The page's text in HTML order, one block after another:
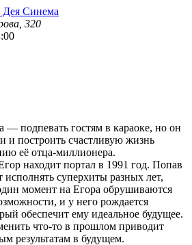
320
— подпевать гостям в караоке, но он
и построить счастливую жизнь
её отца-миллионера.
находит портал в 1991 год. Попав
суперхиты разных лет,
момент на Егора обрушиваются
и у него рождается
обеспечит ему идеальное будущее.
что-то в прошлом приводит
результатам в будущем.